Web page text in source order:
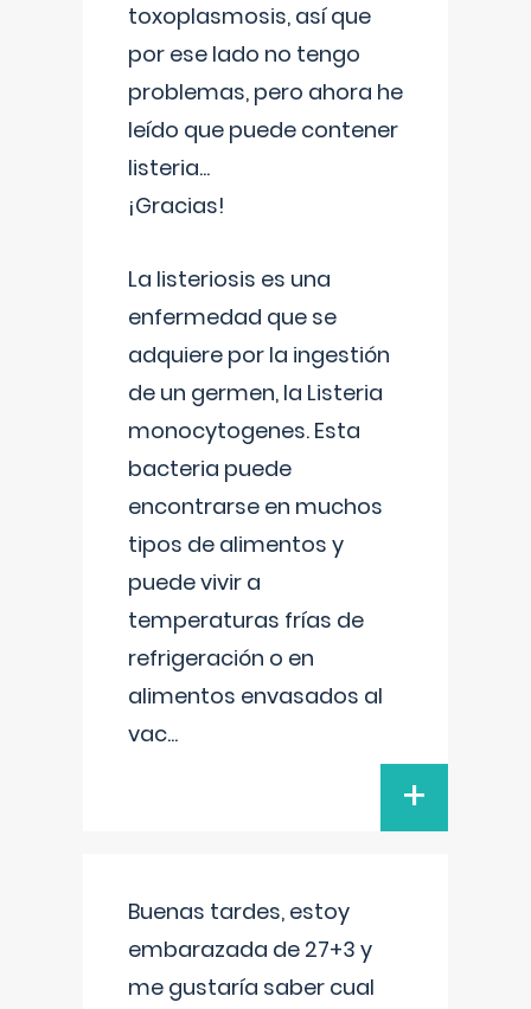
toxoplasmosis, así que
por ese lado no tengo
problemas, pero ahora he
leído que puede contener
listeria...
¡Gracias!
La listeriosis es una
enfermedad que se
adquiere por la ingestión
de un germen, la Listeria
monocytogenes. Esta
bacteria puede
encontrarse en muchos
tipos de alimentos y
puede vivir a
temperaturas frías de
refrigeración o en
alimentos envasados al
vac...
+
Buenas tardes, estoy
embarazada de 27+3 y
me gustaría saber cual